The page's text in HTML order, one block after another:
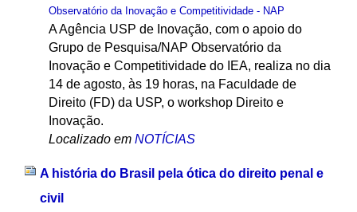
Observatório da Inovação e Competitividade - NAP
A Agência USP de Inovação, com o apoio do
Grupo de Pesquisa/NAP Observatório da
Inovação e Competitividade do IEA, realiza no dia
14 de agosto, às 19 horas, na Faculdade de
Direito (FD) da USP, o workshop Direito e
Inovação.
Localizado em NOTÍCIAS
A história do Brasil pela ótica do direito penal e
civil